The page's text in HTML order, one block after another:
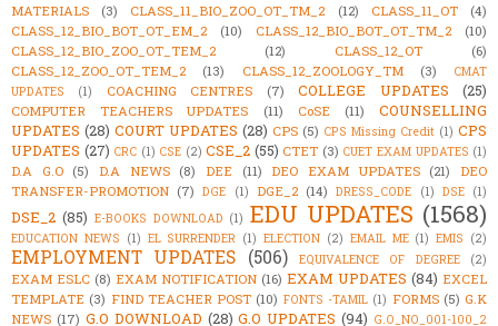
MATERIALS
(3) CLASS_11_BIO_ZOO_OT_TM_2 (12) CLASS_11_OT
(4)
CLASS_12_BIO_BOT_OT_EM_2
(10) CLASS_12_BIO_BOT_OT_TM_2
(10)
CLASS_12_BIO_ZOO_OT_TEM_2
(12) CLASS_12_OT
(6)
CLASS_12_ZOO_OT_TEM_2
(13) CLASS_12_ZOOLOGY_TM (3)
CMAT
UPDATES
(1) COACHING CENTRES (7) COLLEGE UPDATES (25)
COMPUTER TEACHERS UPDATES (11) CoSE (11)
COUNSELLING
UPDATES (28) COURT UPDATES (28) CPS (5) CPS Missing Credit (1) CPS
UPDATES (27) CRC (1) CSE (2) CSE_2 (55) CTET (3) CUET EXAM UPDATES (1)
D.A G.O (5) D.A NEWS (8) DEE (11) DEO EXAM UPDATES (21)
DEO
TRANSFER-PROMOTION (7) DGE (1) DGE_2 (14) DRESS_CODE (1) DSE (1)
DSE_2 (85) E-BOOKS DOWNLOAD (1) EDU UPDATES (1568)
EDUCATION NEWS (1) EL SURRENDER (1) ELECTION (2) EMAIL ME (1) EMIS (2)
EMPLOYMENT UPDATES (506) EQUIVALENCE OF DEGREE (2)
EXAM ESLC (8) EXAM NOTIFICATION (16) EXAM UPDATES (84) EXCEL
TEMPLATE (3) FIND TEACHER POST (10) FONTS -TAMIL (1) FORMS (5) G.K
NEWS (17) G.O DOWNLOAD (28) G.O UPDATES (94) G.O_NO_001-100_2